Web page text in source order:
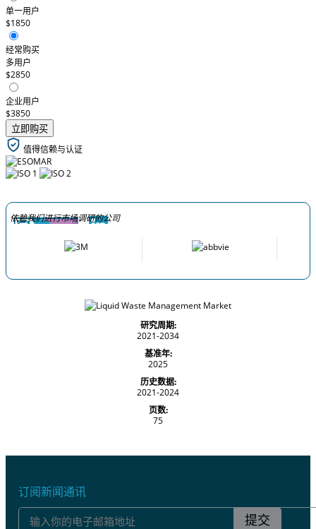
单一用户
$1850
经常购买
多用户
$2850
企业用户
$3850
立即购买
值得信赖与认证
依赖我们进行市场调研的公司
研究周期:
2021-2034
基准年:
2025
历史数据:
2021-2024
页数:
75
订阅新闻通讯
提交